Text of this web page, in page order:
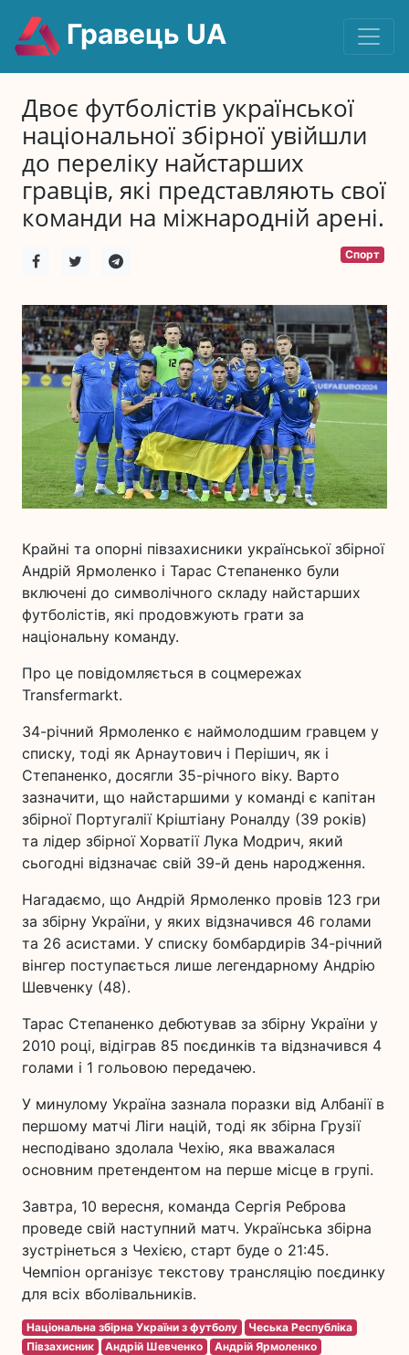
Гравець UA
Двоє футболістів української
національної збірної увійшли
до переліку найстарших
гравців, які представляють свої
команди на міжнародній арені.
Спорт
Крайні та опорні півзахисники української збірної
Андрій Ярмоленко і Тарас Степаненко були
включені до символічного складу найстарших
футболістів, які продовжують грати за
національну команду.
Про це повідомляється в соцмережах
Transfermarkt.
34-річний Ярмоленко є наймолодшим гравцем у
списку, тоді як Арнаутович і Перішич, як і
Степаненко, досягли 35-річного віку. Варто
зазначити, що найстаршими у команді є капітан
збірної Португалії Кріштіану Роналду (39 років)
та лідер збірної Хорватії Лука Модрич, який
сьогодні відзначає свій 39-й день народження.
Нагадаємо, що Андрій Ярмоленко провів 123 гри
за збірну України, у яких відзначився 46 голами
та 26 асистами. У списку бомбардирів 34-річний
вінгер поступається лише легендарному Андрію
Шевченку (48).
Тарас Степаненко дебютував за збірну України у
2010 році, відіграв 85 поєдинків та відзначився 4
голами і 1 гольовою передачею.
У минулому Україна зазнала поразки від Албанії в
першому матчі Ліги націй, тоді як збірна Грузії
несподівано здолала Чехію, яка вважалася
основним претендентом на перше місце в групі.
Завтра, 10 вересня, команда Сергія Реброва
проведе свій наступний матч. Українська збірна
зустрінеться з Чехією, старт буде о 21:45.
Чемпіон організує текстову трансляцію поєдинку
для всіх вболівальників.
Національна збірна України з футболу
Чеська Республіка
Півзахисник
Андрій Шевченко
Андрій Ярмоленко